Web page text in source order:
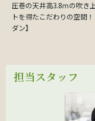
圧巻の天井高3.8ｍの吹き
トを得たこだわりの空間
ダン】
担当スタッフ